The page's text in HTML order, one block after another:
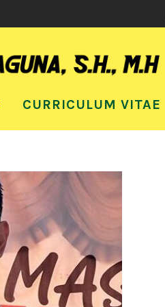
CURRICULUM VITAE